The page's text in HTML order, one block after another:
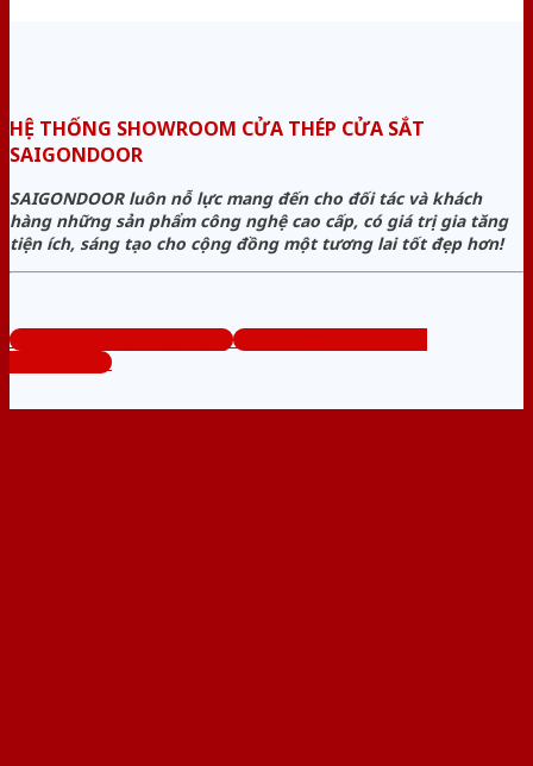
HỆ THỐNG SHOWROOM CỬA THÉP CỬA SẮT
SAIGONDOOR
SAIGONDOOR luôn nỗ lực mang đến cho đối tác và khách
hàng những sản phẩm công nghệ cao cấp, có giá trị gia tăng
tiện ích, sáng tạo cho cộng đồng một tương lai tốt đẹp hơn!
www.cuanhuacomposite.org
Tổng đài tư vấn miễn phí:
0824.400.400